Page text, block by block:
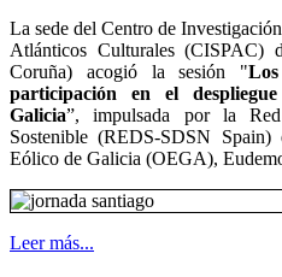
La sede del Centro de
Atlánticos Culturales (CISPAC)
Coruña) acogió la sesión "
participación en el
Galicia”, impulsada por la
Sostenible (REDS-SDSN
Eólico de Galicia (OEGA),
Leer más...